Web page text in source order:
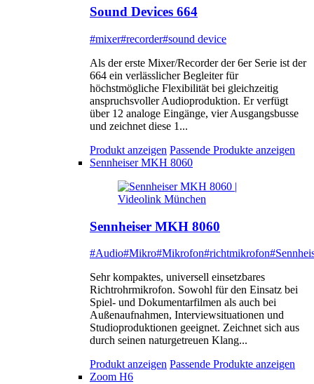
Sound Devices 664
#mixer#recorder#sound device
Als der erste Mixer/Recorder der 6er Serie ist der
664 ein verlässlicher Begleiter für
höchstmögliche Flexibilität bei gleichzeitig
anspruchsvoller Audioproduktion. Er verfügt
über 12 analoge Eingänge, vier Ausgangsbusse
und zeichnet diese 1...
Produkt anzeigen Passende Produkte anzeigen
Sennheiser MKH 8060
Sennheiser MKH 8060
#Audio#Mikro#Mikrofon#richtmikrofon
Sehr kompaktes, universell einsetzbares
Richtrohrmikrofon. Sowohl für den Einsatz bei
Spiel- und Dokumentarfilmen als auch bei
Außenaufnahmen, Interviewsituationen und
Studioproduktionen geeignet. Zeichnet sich aus
durch seinen naturgetreuen Klang...
Produkt anzeigen Passende Produkte anzeigen
Zoom H6